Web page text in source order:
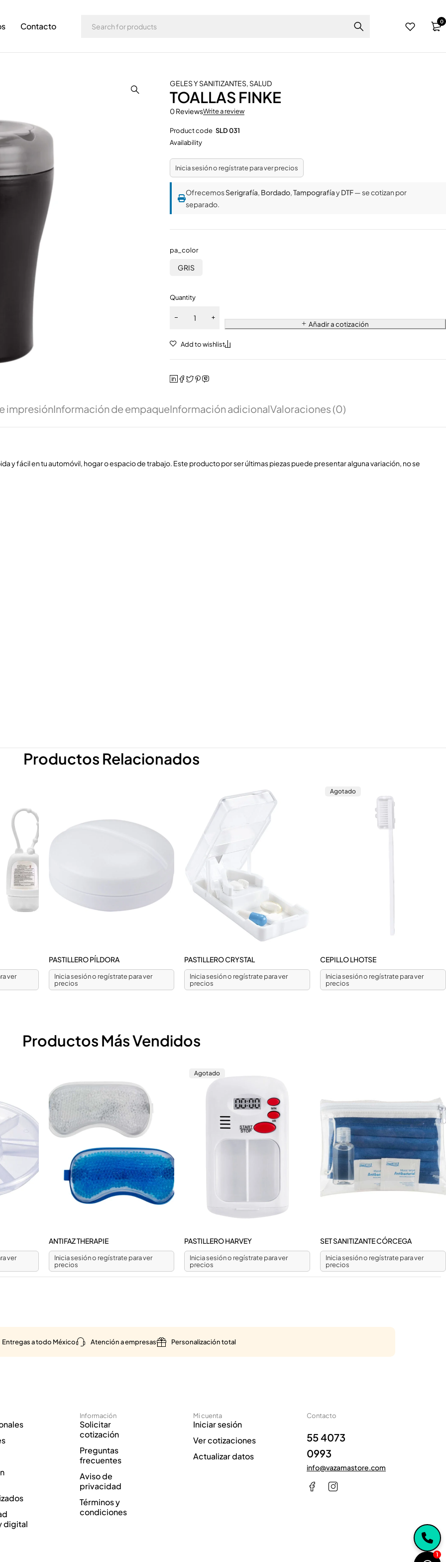
Contacto 0
GELES Y SANITIZANTES, SALUD
TOALLAS FINKE
0 ReviewsWrite a review
Product code SLD 031
Availability
Inicia sesión o regístrate para ver precios
OfrecemosSerigrafía, Bordado,TampografíayDTF— se cotizan por
separado.
pa_color
GRIS
Quantity
Añadir a cotización
impresiónInformación de empaqueInformación adicionalValoraciones (0)
y fácil en tu automóvil, hogar o espacio de trabajo. Este producto por ser últimas piezas puede presentar alguna variación, no se
Productos Relacionados
ver
PASTILLERO PÍLDORA
Inicia sesión o regístrate para ver
precios
PASTILLERO CRYSTAL
Inicia sesión o regístrate para ver
precios
Agotado
CEPILLO LHOTSE
Inicia sesión o regístrate para ver
precios
Productos Más Vendidos
ver
ANTIFAZ THERAPIE
Inicia sesión o regístrate para ver
precios
Agotado
PASTILLERO HARVEY
Inicia sesión o regístrate para ver
precios
SET SANITIZANTE CÓRCEGA
Inicia sesión o regístrate para ver
precios
Entregas a todo México Atención a empresas Personalización total
digital
Información
Solicitar
cotización
Preguntas
frecuentes
Aviso de
privacidad
Términos y
condiciones
Mi cuenta
Iniciar sesión
Ver cotizaciones
Actualizar datos
Contacto
55 4073
0993
info@vazamastore.com
1